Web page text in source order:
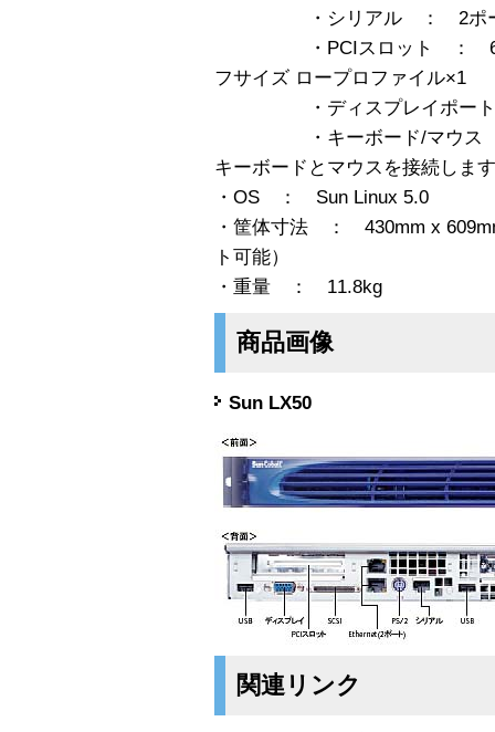
・シリアル ： 2ポー
・PCIスロット ： 64bit/
フサイズ ロープロファイル×1
・ディスプレイポート
・キーボード/マウス ：
キーボードとマウスを接続しま
・OS ： Sun Linux 5.0
・筐体寸法 ： 430mm x
ト可能）
・重量 ： 11.8kg
商品画像
Sun LX50
関連リンク